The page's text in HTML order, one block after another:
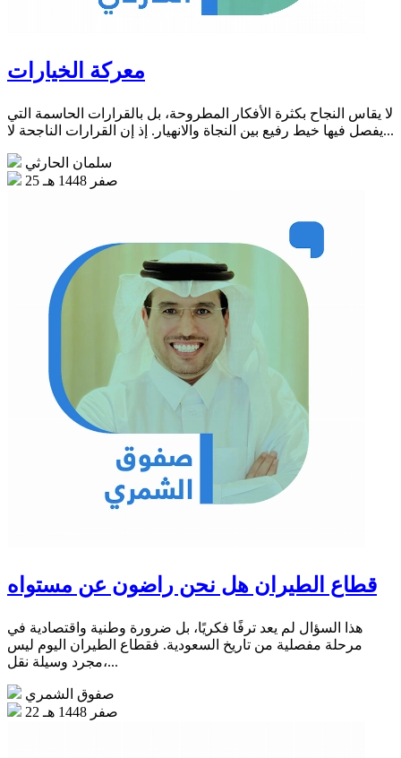
معركة الخيارات
لا يقاس النجاح بكثرة الأفكار المطروحة، بل بالقرارات الحاسمة التي
يفصل فيها خيط رفيع بين النجاة والانهيار. إذ إن القرارات الناجحة لا...
سلمان الحارثي
25 صفر 1448 هـ
قطاع الطيران هل نحن راضون عن مستواه
هذا السؤال لم يعد ترفًا فكريًا، بل ضرورة وطنية واقتصادية في
مرحلة مفصلية من تاريخ السعودية. فقطاع الطيران اليوم ليس
مجرد وسيلة نقل،...
صفوق الشمري
22 صفر 1448 هـ